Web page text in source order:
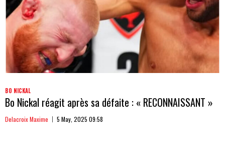
BO NICKAL
Bo Nickal réagit après sa défaite : « RECONNAISSANT »
Delacroix Maxime 5 May, 2025 09:58